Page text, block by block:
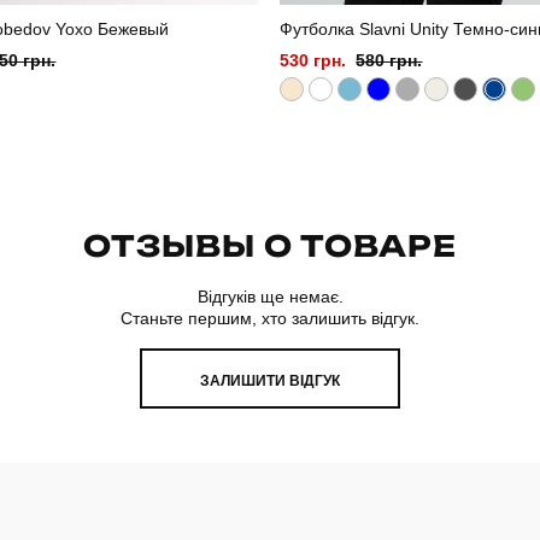
Yoxo Бежевый
грн.
Футболка Slavni Unity Темно-
530 грн. 580 грн.
ОТЗЫВЫ О ТОВАРЕ
Відгуків ще немає.
Станьте першим, хто залишить відгук.
ЗАЛИШИТИ ВІДГУК